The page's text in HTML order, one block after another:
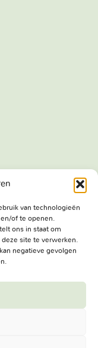
van technologieën
of te openen.
ons in staat om
site te verwerken.
negatieve gevolgen